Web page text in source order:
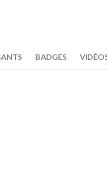
BADGES